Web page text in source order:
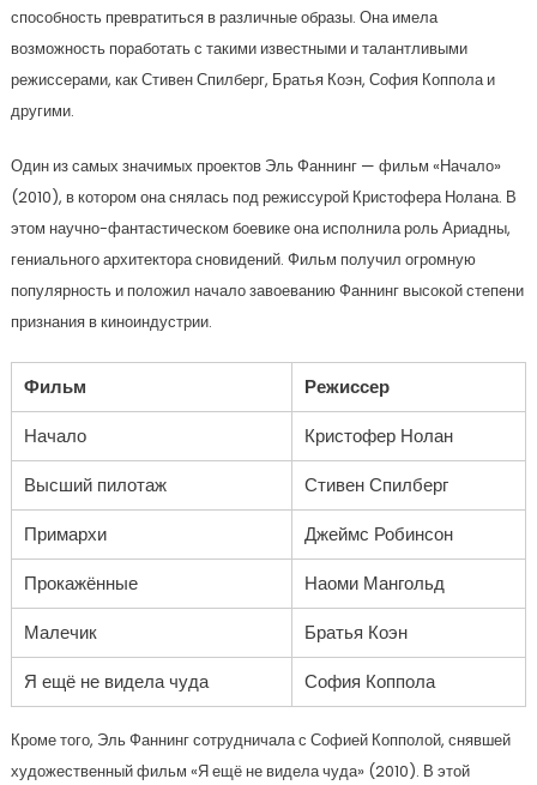
способность превратиться в различные образы. Она имела
возможность поработать с такими известными и талантливыми
режиссерами, как Стивен Спилберг, Братья Коэн, София Коппола и
другими.
Один из самых значимых проектов Эль Фаннинг — фильм «Начало»
(2010), в котором она снялась под режиссурой Кристофера Нолана. В
этом научно-фантастическом боевике она исполнила роль Ариадны,
гениального архитектора сновидений. Фильм получил огромную
популярность и положил начало завоеванию Фаннинг высокой степени
признания в киноиндустрии.
Фильм
Режиссер
Начало
Кристофер Нолан
Высший пилотаж
Стивен Спилберг
Примархи
Джеймс Робинсон
Прокажённые
Наоми Мангольд
Малечик
Братья Коэн
Я ещё не видела чуда
София Коппола
Кроме того, Эль Фаннинг сотрудничала с Софией Копполой, снявшей
художественный фильм «Я ещё не видела чуда» (2010). В этой